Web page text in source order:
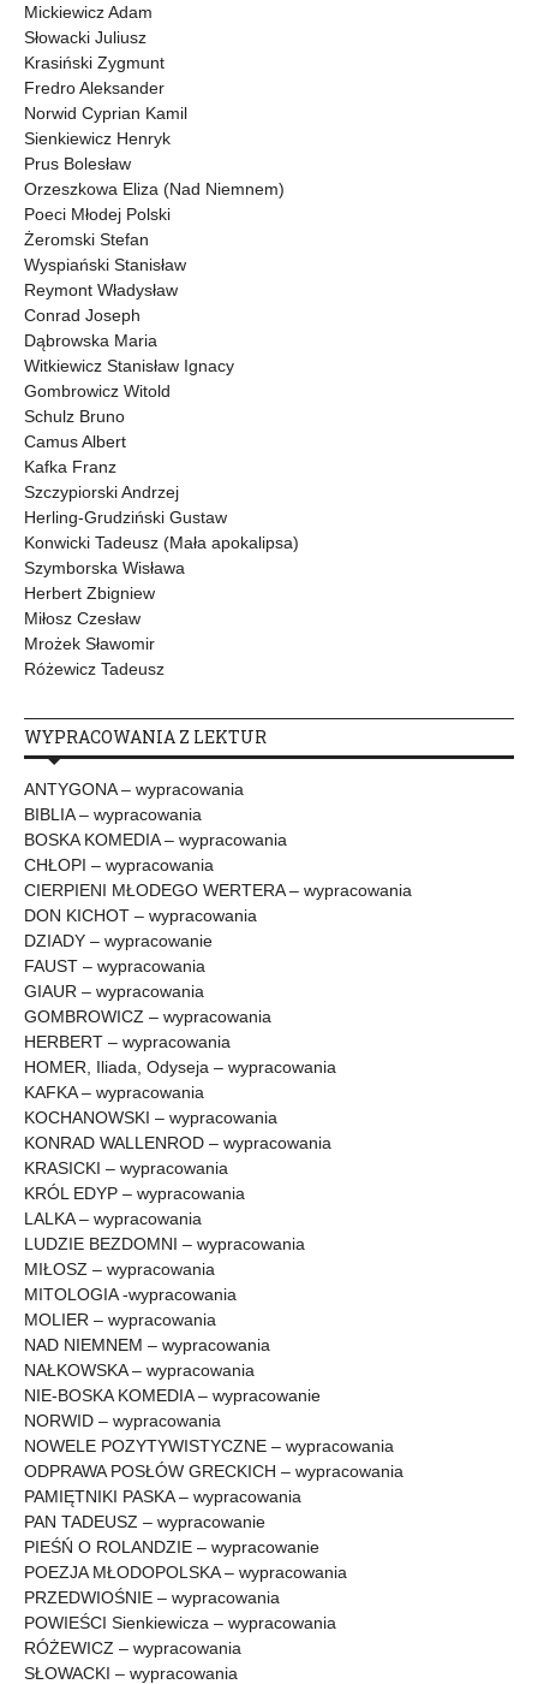
Mickiewicz Adam
Słowacki Juliusz
Krasiński Zygmunt
Fredro Aleksander
Norwid Cyprian Kamil
Sienkiewicz Henryk
Prus Bolesław
Orzeszkowa Eliza (Nad Niemnem)
Poeci Młodej Polski
Żeromski Stefan
Wyspiański Stanisław
Reymont Władysław
Conrad Joseph
Dąbrowska Maria
Witkiewicz Stanisław Ignacy
Gombrowicz Witold
Schulz Bruno
Camus Albert
Kafka Franz
Szczypiorski Andrzej
Herling-Grudziński Gustaw
Konwicki Tadeusz (Mała apokalipsa)
Szymborska Wisława
Herbert Zbigniew
Miłosz Czesław
Mrożek Sławomir
Różewicz Tadeusz
WYPRACOWANIA Z LEKTUR
ANTYGONA – wypracowania
BIBLIA – wypracowania
BOSKA KOMEDIA – wypracowania
CHŁOPI – wypracowania
CIERPIENI MŁODEGO WERTERA – wypracowania
DON KICHOT – wypracowania
DZIADY – wypracowanie
FAUST – wypracowania
GIAUR – wypracowania
GOMBROWICZ – wypracowania
HERBERT – wypracowania
HOMER, Iliada, Odyseja – wypracowania
KAFKA – wypracowania
KOCHANOWSKI – wypracowania
KONRAD WALLENROD – wypracowania
KRASICKI – wypracowania
KRÓL EDYP – wypracowania
LALKA – wypracowania
LUDZIE BEZDOMNI – wypracowania
MIŁOSZ – wypracowania
MITOLOGIA -wypracowania
MOLIER – wypracowania
NAD NIEMNEM – wypracowania
NAŁKOWSKA – wypracowania
NIE-BOSKA KOMEDIA – wypracowanie
NORWID – wypracowania
NOWELE POZYTYWISTYCZNE – wypracowania
ODPRAWA POSŁÓW GRECKICH – wypracowania
PAMIĘTNIKI PASKA – wypracowania
PAN TADEUSZ – wypracowanie
PIEŚŃ O ROLANDZIE – wypracowanie
POEZJA MŁODOPOLSKA – wypracowania
PRZEDWIOŚNIE – wypracowania
POWIEŚCI Sienkiewicza – wypracowania
RÓŻEWICZ – wypracowania
SŁOWACKI – wypracowania